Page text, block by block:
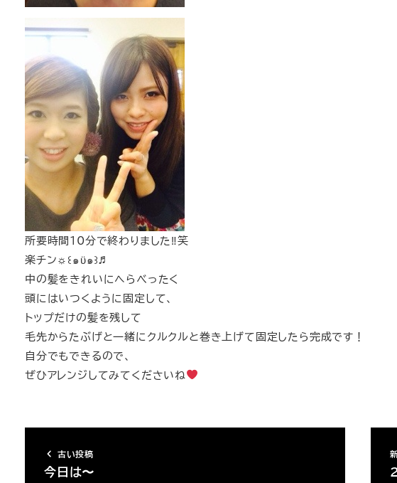
所要時間10分で終わりました‼︎笑
楽チン☼꒰๑ϋ๑꒱♬
中の髪をきれいにへらべったく
頭にはいつくように固定して、
トップだけの髪を残して
毛先からたぶげと一緒にクルクルと巻き上げて固定したら完成です！
自分でもできるので、
ぜひアレンジしてみてくださいね
古い投稿
今日は〜